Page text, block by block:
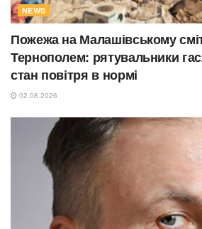
NEWS
Пожежа на Малашівському
Тернополем: рятувальники
стан повітря в нормі
02.08.2026